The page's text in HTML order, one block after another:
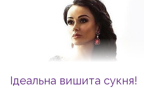
Ідеальна вишита сукня!